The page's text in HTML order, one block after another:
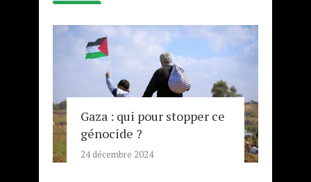
Gaza : qui pour stopper ce
génocide ?
24 décembre 2024